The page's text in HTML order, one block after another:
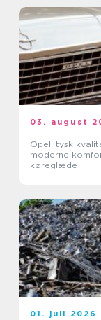
03. august
Opel: tysk
moderne
køreglæde
01. juli 2026